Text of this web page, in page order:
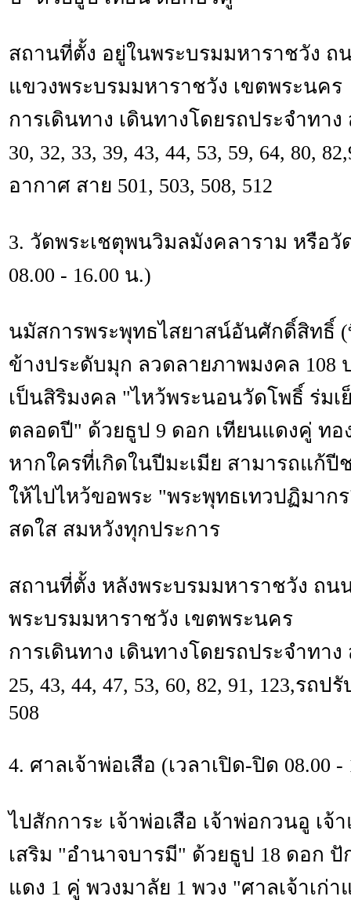
สถานที่ตั้ง อยู่ในพระบรมมหาราชวัง ถ
แขวงพระบรมมหาราชวัง เขตพระนคร
การเดินทาง เดินทางโดยรถประจำทาง
30, 32, 33, 39, 43, 44, 53, 59, 64, 80,
อากาศ สาย 501, 503, 508, 512
3. วัดพระเชตุพนวิมลมังคลาราม หรือวั
08.00 - 16.00 น.)
นมัสการพระพุทธไสยาสน์อันศักดิ์สิทธิ์
ข้างประดับมุก ลวดลายภาพมงคล 108
เป็นสิริมงคล "ไหว้พระนอนวัดโพธิ์ ร่ม
ตลอดปี" ด้วยธูป 9 ดอก เทียนแดงคู่ ทอ
หากใครที่เกิดในปีมะเมีย สามารถแก้
ให้ไปไหว้ขอพระ "พระพุทธเทวปฏิมาก
สดใส สมหวังทุกประการ
สถานที่ตั้ง หลังพระบรมมหาราชวัง ถน
พระบรมมหาราชวัง เขตพระนคร
การเดินทาง เดินทางโดยรถประจำทาง
25, 43, 44, 47, 53, 60, 82, 91, 123,รถป
508
4. ศาลเจ้าพ่อเสือ (เวลาเปิด-ปิด 08.00 -
ไปสักการะ เจ้าพ่อเสือ เจ้าพ่อกวนอู เจ้
เสริม "อำนาจบารมี" ด้วยธูป 18 ดอก ปั
แดง 1 คู่ พวงมาลัย 1 พวง "ศาลเจ้าเก่